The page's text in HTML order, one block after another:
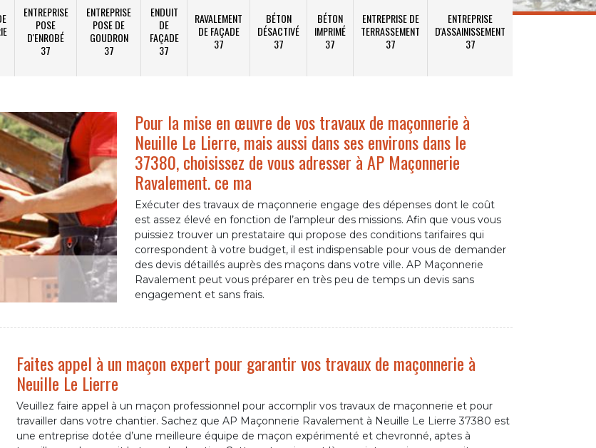
ENTREPRISE
POSE
D'ENROBÉ
37
ENTREPRISE
POSE DE
GOUDRON
37
ENDUIT
DE
FAÇADE
37
RAVALEMENT
DE FAÇADE
37
BÉTON
DÉSACTIVÉ
37
BÉTON
IMPRIMÉ
37
ENTREPRISE DE
TERRASSEMENT
37
ENTREPRISE
D'ASSAINISSEMENT
37
Pour la mise en œuvre de vos travaux de maçonnerie à
Neuille Le Lierre, mais aussi dans ses environs dans le
37380, choisissez de vous adresser à AP Maçonnerie
Ravalement. ce ma
Exécuter des travaux de maçonnerie engage des dépenses dont le coût
est assez élevé en fonction de l’ampleur des missions. Afin que vous vous
puissiez trouver un prestataire qui propose des conditions tarifaires qui
correspondent à votre budget, il est indispensable pour vous de demander
des devis détaillés auprès des maçons dans votre ville. AP Maçonnerie
Ravalement peut vous préparer en très peu de temps un devis sans
engagement et sans frais.
Faites appel à un maçon expert pour garantir vos travaux de maçonnerie à
Neuille Le Lierre
Veuillez faire appel à un maçon professionnel pour accomplir vos travaux de maçonnerie et pour
travailler dans votre chantier. Sachez que AP Maçonnerie Ravalement à Neuille Le Lierre 37380 est
une entreprise dotée d’une meilleure équipe de maçon expérimenté et chevronné, aptes à